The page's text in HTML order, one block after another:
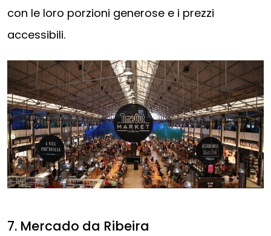
con le loro porzioni generose e i prezzi
accessibili.
7. Mercado da Ribeira